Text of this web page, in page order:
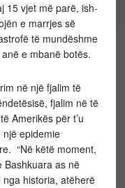
15 vjet më parë, ish-
e marrjes së
të mundëshme
e mbanë botës.
në një fjalim të
fjalim në të
Amerikës për t’u
epidemie
“Në këtë moment,
Bashkuara as në
historia, atëherë